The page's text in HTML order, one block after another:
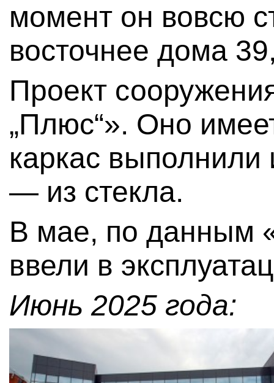
момент он вовсю
восточнее дома
Проект
„Плюс“». Оно
каркас
— из стекла.
В мае, по данным
ввели в
Июнь 2025 года: